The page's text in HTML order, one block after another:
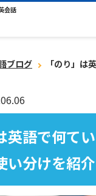
会話
ブログ 「のり」は英語で何て
英語で何て
い分けを紹介